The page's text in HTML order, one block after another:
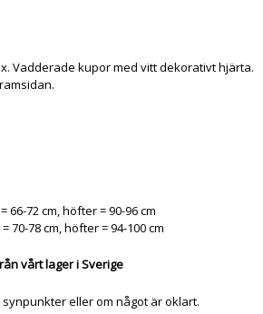
Vadderade kupor med vitt dekorativt hjärta.
66-72 cm, höfter = 90-96 cm
70-78 cm, höfter = 94-100 cm
vårt lager i Sverige
eller om något är oklart.